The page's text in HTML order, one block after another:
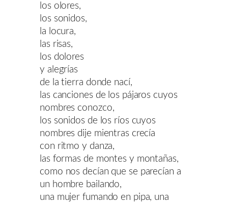
los olores,
los sonidos,
la locura,
las risas,
los dolores
y alegrías
de la tierra donde nací,
las canciones de los pájaros cuyos
nombres conozco,
los sonidos de los ríos cuyos
nombres dije mientras crecía
con ritmo y danza,
las formas de montes y montañas,
como nos decían que se parecían a
un hombre bailando,
una mujer fumando en pipa, una